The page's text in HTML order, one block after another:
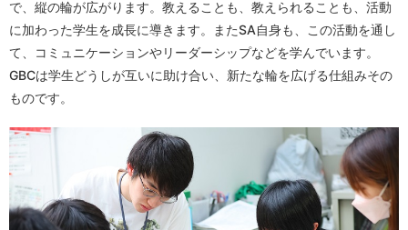
で、縦の輪が広がります。教えることも、教えられることも、活動
に加わった学生を成長に導きます。またSA自身も、この活動を通し
て、コミュニケーションやリーダーシップなどを学んでいます。
GBCは学生どうしが互いに助け合い、新たな輪を広げる仕組みその
ものです。